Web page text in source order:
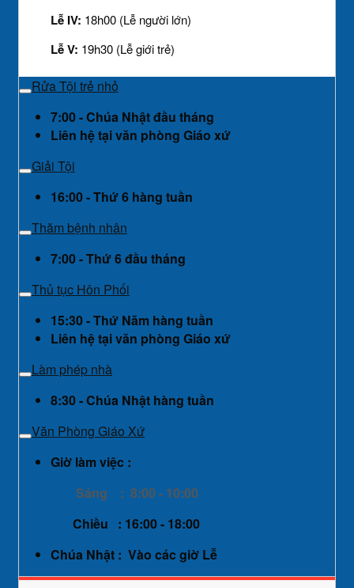
Lễ IV: 18h00 (Lễ người lớn)
Lễ V: 19h30 (Lễ giới trẻ)
Rửa Tội trẻ nhỏ
7:00 - Chúa Nhật đầu tháng
Liên hệ tại văn phòng Giáo xứ
Giải Tội
16:00 - Thứ 6 hàng tuần
Thăm bệnh nhân
7:00 - Thứ 6 đầu tháng
Thủ tục Hôn Phối
15:30 - Thứ Năm hàng tuần
Liên hệ tại văn phòng Giáo xứ
Làm phép nhà
8:30 - Chúa Nhật hàng tuần
Văn Phòng Giáo Xứ
Giờ làm việc :
Sáng : 8:00 - 10:00
Chiều : 16:00 - 18:00
Chúa Nhật : Vào các giờ Lễ